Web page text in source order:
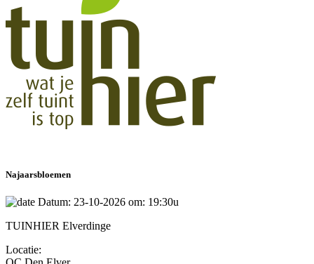
Najaarsbloemen
Datum: 23-10-2026 om: 19:30u
TUINHIER Elverdinge
Locatie: